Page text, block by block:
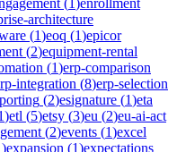
architecture
(1)eoq (1)epicor
(2)equipment-rental
(1)erp-comparison
integration (8)erp-selection
(2)esignature (1)eta
)etl (5)etsy (3)eu (2)eu-ai-act
(2)events (1)excel
)expansion (1)expectations